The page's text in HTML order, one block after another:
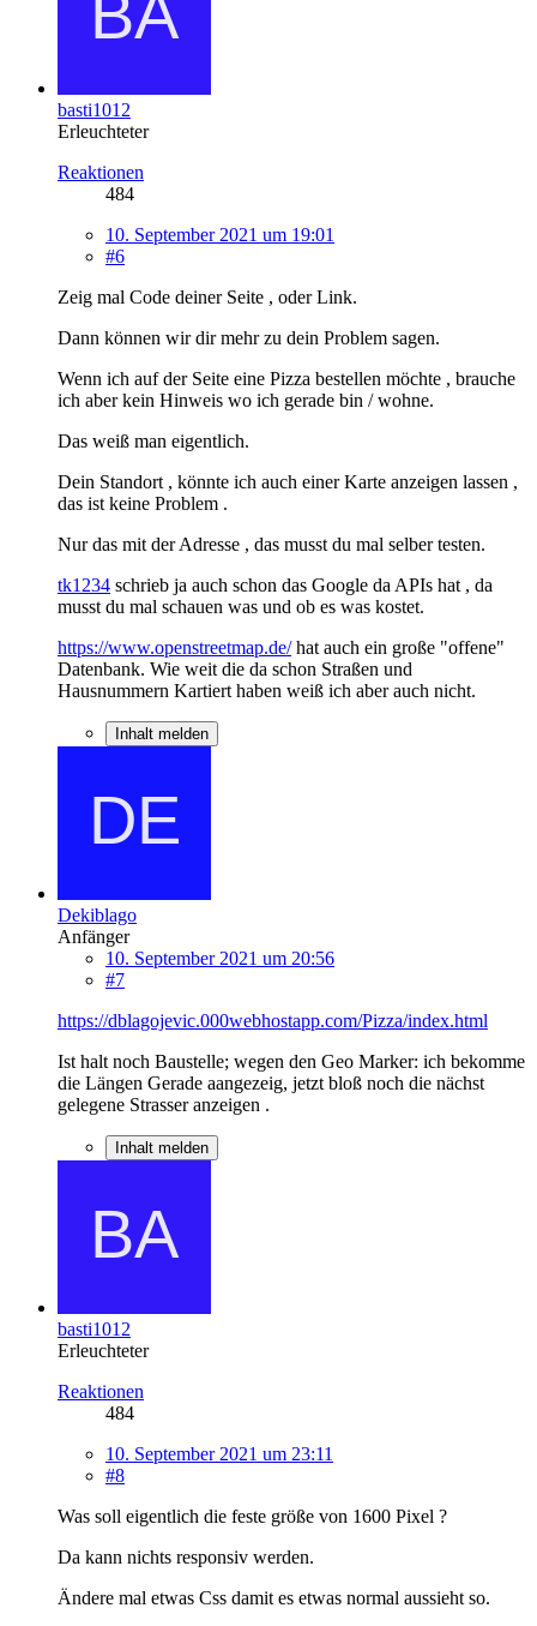
basti1012
Erleuchteter
Reaktionen
484
10. September 2021 um 19:01
#6
Zeig mal Code deiner Seite , oder Link.
Dann können wir dir mehr zu dein Problem sagen.
Wenn ich auf der Seite eine Pizza bestellen möchte , brauche
ich aber kein Hinweis wo ich gerade bin / wohne.
Das weiß man eigentlich.
Dein Standort , könnte ich auch einer Karte anzeigen lassen ,
das ist keine Problem .
Nur das mit der Adresse , das musst du mal selber testen.
tk1234 schrieb ja auch schon das Google da APIs hat , da
musst du mal schauen was und ob es was kostet.
https://www.openstreetmap.de/hat auch ein große "offene"
Datenbank. Wie weit die da schon Straßen und
Hausnummern Kartiert haben weiß ich aber auch nicht.
Inhalt melden
Dekiblago
Anfänger
10. September 2021 um 20:56
#7
https://dblagojevic.000webhostapp.com/Pizza/index.html
Ist halt noch Baustelle; wegen den Geo Marker: ich bekomme
die Längen Gerade aangezeig, jetzt bloß noch die nächst
gelegene Strasser anzeigen .
Inhalt melden
basti1012
Erleuchteter
Reaktionen
484
10. September 2021 um 23:11
#8
Was soll eigentlich die feste größe von 1600 Pixel ?
Da kann nichts responsiv werden.
Ändere mal etwas Css damit es etwas normal aussieht so.